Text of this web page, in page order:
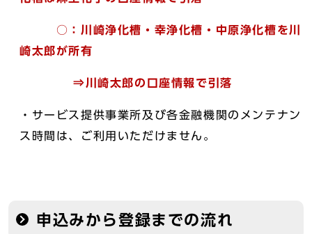
○： 川崎浄化槽・幸浄化槽・中原浄化槽を川
崎太郎が所有
⇒川崎太郎の口座情報で引落
・サービス提供事業所及び各金融機関のメンテナン
ス時間は、ご利用いただけません。
申込みから登録までの流れ